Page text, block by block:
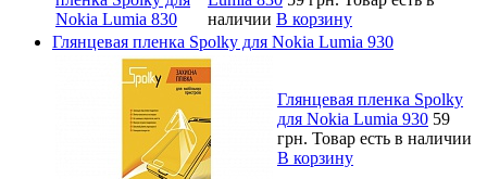
наличии В корзину
Глянцевая пленка Spolky для Nokia Lumia 930
Глянцевая пленка Spolky
для Nokia Lumia 930 59
грн. Товар есть в наличии
В корзину